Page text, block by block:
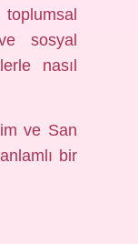
sosyal
nasıl
ve San
bir